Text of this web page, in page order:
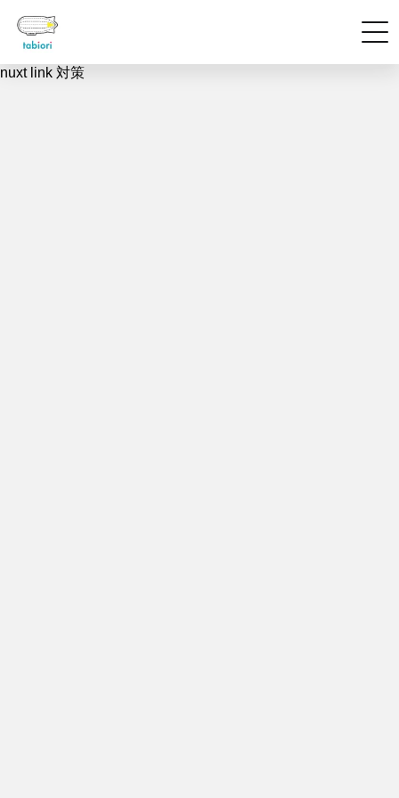
nuxt link 対策